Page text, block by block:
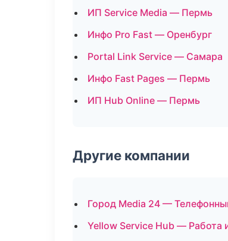
ИП Service Media — Пермь
Инфо Pro Fast — Оренбург
Portal Link Service — Самара
Инфо Fast Pages — Пермь
ИП Hub Online — Пермь
Другие компании
Город Media 24 —
Yellow Service Hub — Работа